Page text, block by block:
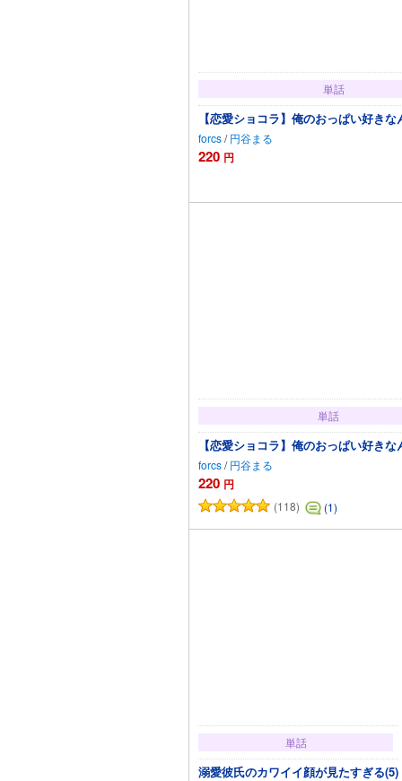
単話
【恋愛ショコラ】俺のおっぱい好き
forcs/ 円谷まる
220 円
単話
【恋愛ショコラ】俺のおっぱい好き
forcs/ 円谷まる
220 円
(118) (1)
カートに追加
単話
溺愛彼氏のカワイイ顔が見たすぎる(5)